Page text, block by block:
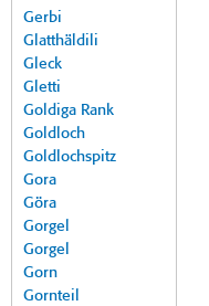
Gerbi
Glatthäldili
Gleck
Gletti
Goldiga Rank
Goldloch
Goldlochspitz
Gora
Göra
Gorgel
Gorgel
Gorn
Gornteil